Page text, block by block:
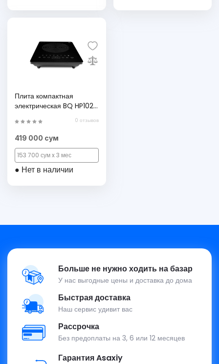
Плита компактная
электрическая BQ HP102B
0 отзывов
419 000 сум
153 700 сум x 3 мес
● Нет в наличии
Больше не нужно ходить на базар
У нас выгодные цены и доставка до дома
Быстрая доставка
Наш сервис удивит вас
Рассрочка
Без предоплаты на 3, 6 или 12 месяцев
Гарантия Asaxiy